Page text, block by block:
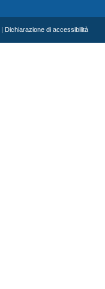
Dichiarazione di accessibilità